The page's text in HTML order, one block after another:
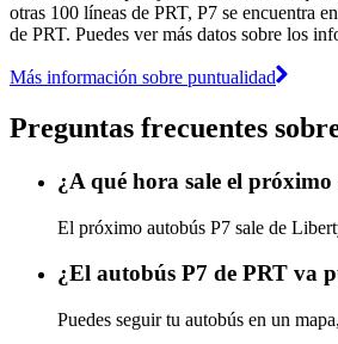
otras 100 líneas de PRT, P7 se encuentra
de PRT. Puedes ver más datos sobre los
Más información sobre puntualidad
Preguntas frecuentes
¿A qué hora sale el
El próximo autobús P7 sale de
¿El autobús P7 de PRT va
Puedes seguir tu autobús en un